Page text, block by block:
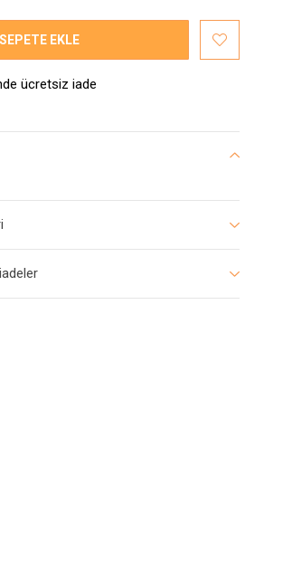
SEPETE EKLE
ücretsiz iade